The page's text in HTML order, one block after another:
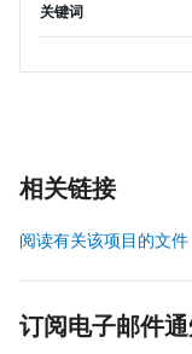
关键词
相关链接
阅读有关该项目的文件
订阅电子邮件通